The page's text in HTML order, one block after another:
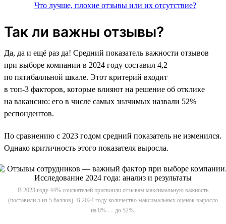
Что лучше, плохие отзывы или их отсутствие?
Так ли важны отзывы?
Да, да и ещё раз да! Средний показатель важности отзывов
при выборе компании в 2024 году составил 4,2
по пятибалльной шкале. Этот критерий входит
в топ-3 факторов, которые влияют на решение об отклике
на вакансию: его в числе самых значимых назвали 52%
респондентов.
По сравнению с 2023 годом средний показатель не изменился.
Однако критичность этого показателя выросла.
В 2023 году 44% соискателей присвоили отзывам максимальную важность
(поставили 5 из 5 баллов). В 2024 году количество максимальных оценок выросло
на 8% — до 52%.